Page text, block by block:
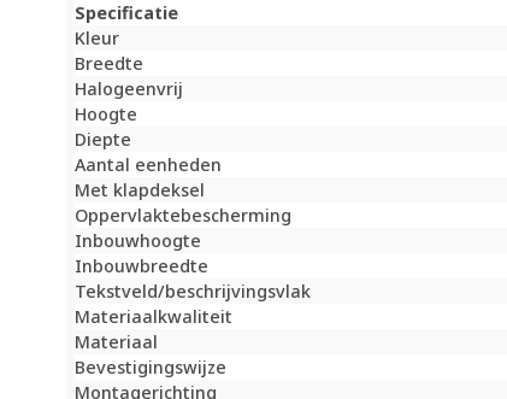
Specificatie
Kleur
Breedte
Halogeenvrij
Hoogte
Diepte
Aantal eenheden
Met klapdeksel
Oppervlaktebescherming
Inbouwhoogte
Inbouwbreedte
Tekstveld/beschrijvingsvlak
Materiaalkwaliteit
Materiaal
Bevestigingswijze
Montagerichting